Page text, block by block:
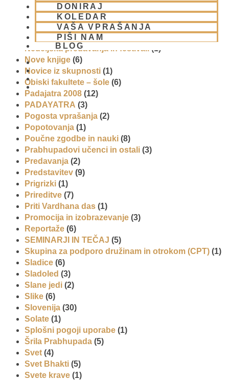
DONIRAJ
KOLEDAR
VAŠA VPRAŠANJA
PIŠI NAM
BLOG
01 431 21 24
Meditacija(9)
MORALA IN ETIKA(5)
Napitki – topli(1)
Napovednik(10)
Nedeljska predavanja in festivali (1)
Nove knjige (6)
Novice iz skupnosti (1)
Obiski fakultete – šole (6)
Padajatra 2008 (12)
PADAYATRA (3)
Pogosta vprašanja (2)
Popotovanja (1)
Poučne zgodbe in nauki (8)
Prabhupadovi učenci in ostali (3)
Predavanja (2)
Predstavitev (9)
Prigrizki (1)
Prireditve (7)
Priti Vardhana das (1)
Promocija in izobrazevanje (3)
Reportaže (6)
SEMINARJI IN TEČAJ (5)
Skupina za podporo družinam in otrokom (CPT) (1)
Sladice (6)
Sladoled (3)
Slane jedi (2)
Slike (6)
Slovenija (30)
Solate (1)
Splošni pogoji uporabe (1)
Šrila Prabhupada (5)
Svet (4)
Svet Bhakti (5)
Svete krave (1)